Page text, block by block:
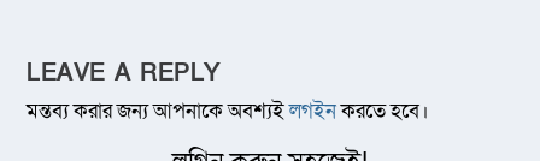
LEAVE A REPLY
মন্তব্য করার জন্য আপনাকে অবশ্যইলগইনকরতে হবে।